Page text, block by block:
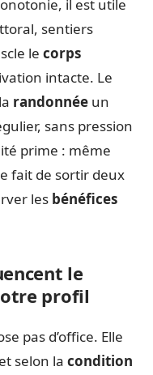
il est utile
sentiers
le corps
intacte. Le
randonnée un
sans pression
prime : même
fait de sortir deux
les bénéfices
le
profil
pas d’office. Elle
selon la condition